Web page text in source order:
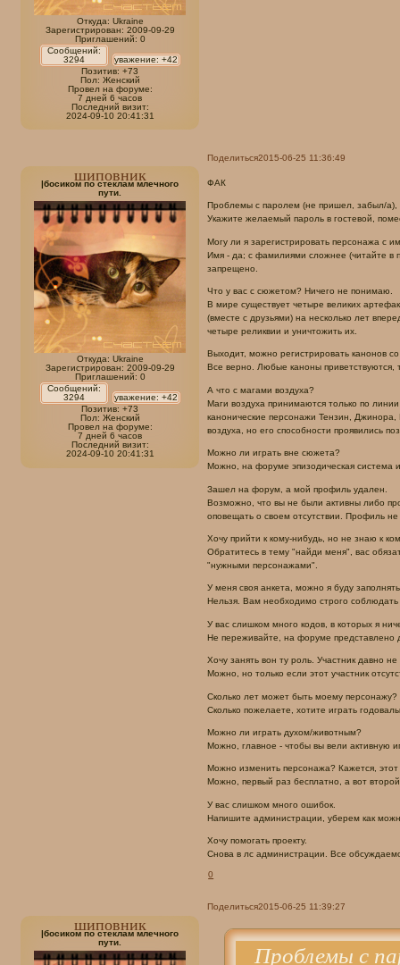
  line-heigh: 10% top: 30px;
  background: #f6ede1;
.rule {width: 483px; height: 170px;
text-transform: uppercase;
text-align: right;
width: 408px;}
[type=radio]:checked ~ label {color:
</style>
<div class="tabbycatss">
<div class="tabbycat">
<input type="radio" id="tabbycat-1"
<div class="catcontent">
<table>
<tr><td><div style="background-
<tr><td><div class="rule">- Имя
- Запятые, точки, тире, дефисы в
- На заполнение анкеты Вам
- Заполнение анкеты проходит
- После принятия вам в
- Плагиат анкет строжайше
- У большинства жителей
- В мире аватара нет блондинов,
- Уровень владения магией, да и
- Владение многочисленными
</div></td></tr>
<tr><td><div style="background-
<tr><td><div class="rule">В первую
- Официально рейтинга на форуме
- Не забывайте сверяться с
- Оформляем посты так:<br>
- Описывать действия партнера
- Ваш персонаж не может
- Уважайте своих партнеров,
Откуда: Ukraine
Зарегистрирован: 2009-09-29
Приглашений: 0
Сообщений:
3294
уважение: +42
Позитив: +73
Пол: Женский
Провел на форуме:
7 дней 6 часов
Последний визит:
2024-09-10 20:41:31
Поделиться2015-06-25 11:36:49
шиповник
|босиком по стеклам млечного
пути.
Откуда: Ukraine
Зарегистрирован: 2009-09-29
Приглашений: 0
Сообщений:
3294
уважение: +42
Позитив: +73
Пол: Женский
Провел на форуме:
7 дней 6 часов
Последний визит:
2024-09-10 20:41:31
ФАК
Проблемы с паролем (не пришел, забыл/а),
Укажите желаемый пароль в гостевой,
Могу ли я зарегистрировать персонажа с
Имя - да; с фамилиями сложнее (читайте в
запрещено.
Что у вас с сюжетом? Ничего не понимаю.
В мире существует четыре великих
(вместе с друзьями) на несколько лет
четыре реликвии и уничтожить их.
Выходит, можно регистрировать канонов
Все верно. Любые каноны приветствуются,
А что с магами воздуха?
Маги воздуха принимаются только по
канонические персонажи Тензин,
воздуха, но его способности проявились
Можно ли играть вне сюжета?
Можно, на форуме эпизодическая система
Зашел на форум, а мой профиль удален.
Возможно, что вы не были активны либо
оповещать о своем отсутствии. Профиль
Хочу прийти к кому-нибудь, но не знаю к
Обратитесь в тему "найди меня", вас
"нужными персонажами".
У меня своя анкета, можно я буду
Нельзя. Вам необходимо строго
У вас слишком много кодов, в которых я
Не переживайте, на форуме представлено
Хочу занять вон ту роль. Участник давно
Можно, но только если этот участник
Сколько лет может быть моему персонажу?
Сколько пожелаете, хотите играть
Можно ли играть духом/животным?
Можно, главное - чтобы вы вели активную
Можно изменить персонажа? Кажется,
Можно, первый раз бесплатно, а вот
У вас слишком много ошибок.
Напишите администрации, уберем как
Хочу помогать проекту.
Снова в лс администрации. Все
0
Поделиться2015-06-25 11:39:27
шиповник
|босиком по стеклам млечного
пути.
Проблемы с